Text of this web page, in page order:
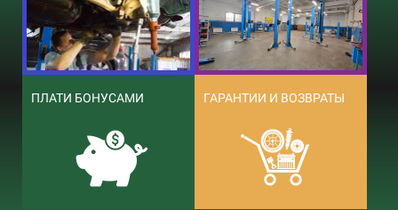
ПЛАТИ БОНУСАМИ ГАРАНТИИ И ВОЗВРАТЫ